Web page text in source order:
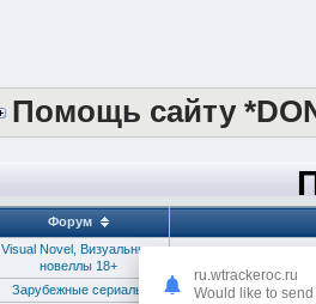
Помощь сайту
Форум
Visual Novel, Визуальные
новеллы 18+
Зарубежные сериалы
Монарх: Наследие
ru.wtrackeroc.ru
Would like to